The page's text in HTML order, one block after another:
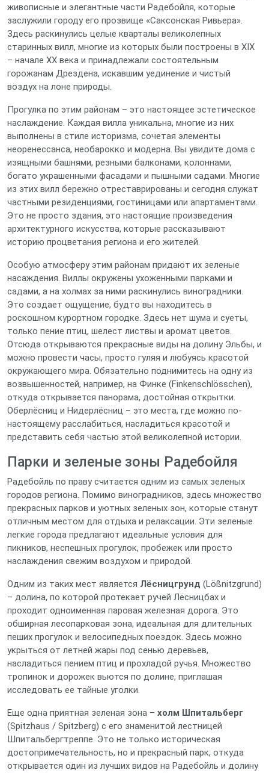
живописные и элегантные части Радебойля, которые
заслужили городу его прозвище «Саксонская Ривьера».
Здесь раскинулись целые кварталы великолепных
старинных вилл, многие из которых были построены в XIX
– начале XX века и принадлежали состоятельным
горожанам Дрездена, искавшим уединение и чистый
воздух на лоне природы.
Прогулка по этим районам – это настоящее эстетическое
наслаждение. Каждая вилла уникальна, многие из них
выполнены в стиле историзма, сочетая элементы
неоренессанса, необарокко и модерна. Вы увидите дома с
изящными башнями, резными балконами, колоннами,
богато украшенными фасадами и пышными садами. Многие
из этих вилл бережно отреставрированы и сегодня служат
частными резиденциями, гостиницами или апартаментами.
Это не просто здания, это настоящие произведения
архитектурного искусства, которые рассказывают
историю процветания региона и его жителей.
Особую атмосферу этим районам придают их зеленые
насаждения. Виллы окружены ухоженными парками и
садами, а на холмах за ними раскинулись виноградники.
Это создает ощущение, будто вы находитесь в
роскошном курортном городке. Здесь нет шума и суеты,
только пение птиц, шелест листвы и аромат цветов.
Отсюда открываются прекрасные виды на долину Эльбы, и
можно провести часы, просто гуляя и любуясь красотой
окружающего мира. Обязательно поднимитесь на одну из
возвышенностей, например, на Финке (Finkenschlösschen),
откуда открывается панорама, достойная открытки.
Оберлёсниц и Нидерлёсниц – это места, где можно по-
настоящему расслабиться, насладиться красотой и
представить себя частью этой великолепной истории.
Парки и зеленые зоны Радебойля
Радебойль по праву считается одним из самых зеленых
городов региона. Помимо виноградников, здесь множество
прекрасных парков и уютных зеленых зон, которые станут
отличным местом для отдыха и релаксации. Эти зеленые
легкие города предлагают идеальные условия для
пикников, неспешных прогулок, пробежек или просто
наслаждения свежим воздухом и природой.
Одним из таких мест является Лёсницгрунд (Lößnitzgrund)
– долина, по которой протекает ручей Лёсницбах и
проходит одноименная паровая железная дорога. Это
обширная лесопарковая зона, идеальная для длительных
пеших прогулок и велосипедных поездок. Здесь можно
укрыться от летней жары под сенью деревьев,
насладиться пением птиц и прохладой ручья. Множество
тропинок и дорожек вьются по долине, приглашая
исследовать ее тайные уголки.
Еще одна приятная зеленая зона – холм Шпитальберг
(Spitzhaus / Spitzberg) с его знаменитой лестницей
Шпитальбергтреппе. Это не только историческая
достопримечательность, но и прекрасный парк, откуда
открывается один из лучших видов на Радебойль и долину